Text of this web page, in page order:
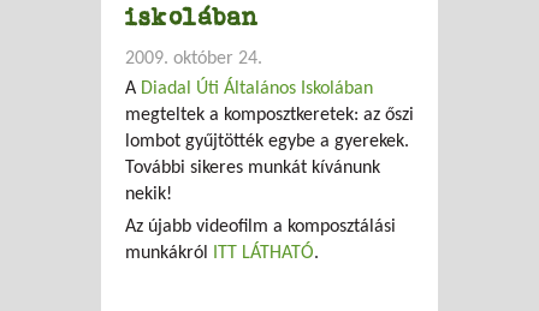
iskolában
2009. október 24.
A Diadal Úti Általános Iskolában
megteltek a komposztkeretek: az őszi
lombot gyűjtötték egybe a gyerekek.
További sikeres munkát kívánunk
nekik!
Az újabb videofilm a komposztálási
munkákról ITT LÁTHATÓ.